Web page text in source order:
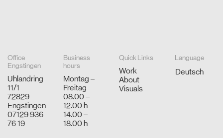
Office
Engstingen
Uhlandring
11/1
72829
Engstingen
07129 936
76 19
Business
hours
Montag –
Freitag
08.00 –
12.00 h
14.00 –
18.00 h
Quick Links
Work
About
Visuals
Language
Deutsch